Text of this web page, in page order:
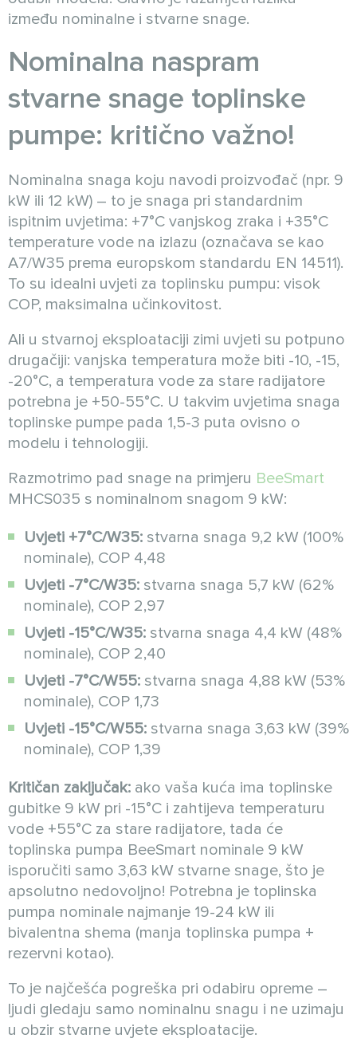
između nominalne i stvarne snage.
Nominalna naspram
stvarne snage toplinske
pumpe: kritično važno!
Nominalna snaga koju navodi proizvođač (npr. 9
kW ili 12 kW) – to je snaga pri standardnim
ispitnim uvjetima: +7°C vanjskog zraka i +35°C
temperature vode na izlazu (označava se kao
A7/W35 prema europskom standardu EN 14511).
To su idealni uvjeti za toplinsku pumpu: visok
COP, maksimalna učinkovitost.
Ali u stvarnoj eksploataciji zimi uvjeti su potpuno
drugačiji: vanjska temperatura može biti -10, -15,
-20°C, a temperatura vode za stare radijatore
potrebna je +50-55°C. U takvim uvjetima snaga
toplinske pumpe pada 1,5-3 puta ovisno o
modelu i tehnologiji.
Razmotrimo pad snage na primjeru BeeSmart
MHCS035 s nominalnom snagom 9 kW:
Uvjeti +7°C/W35: stvarna snaga 9,2 kW (100%
nominale), COP 4,48
Uvjeti -7°C/W35: stvarna snaga 5,7 kW (62%
nominale), COP 2,97
Uvjeti -15°C/W35: stvarna snaga 4,4 kW (48%
nominale), COP 2,40
Uvjeti -7°C/W55: stvarna snaga 4,88 kW (53%
nominale), COP 1,73
Uvjeti -15°C/W55: stvarna snaga 3,63 kW (39%
nominale), COP 1,39
Kritičan zaključak: ako vaša kuća ima toplinske
gubitke 9 kW pri -15°C i zahtijeva temperaturu
vode +55°C za stare radijatore, tada će
toplinska pumpa BeeSmart nominale 9 kW
isporučiti samo 3,63 kW stvarne snage, što je
apsolutno nedovoljno! Potrebna je toplinska
pumpa nominale najmanje 19-24 kW ili
bivalentna shema (manja toplinska pumpa +
rezervni kotao).
To je najčešća pogreška pri odabiru opreme –
ljudi gledaju samo nominalnu snagu i ne uzimaju
u obzir stvarne uvjete eksploatacije.